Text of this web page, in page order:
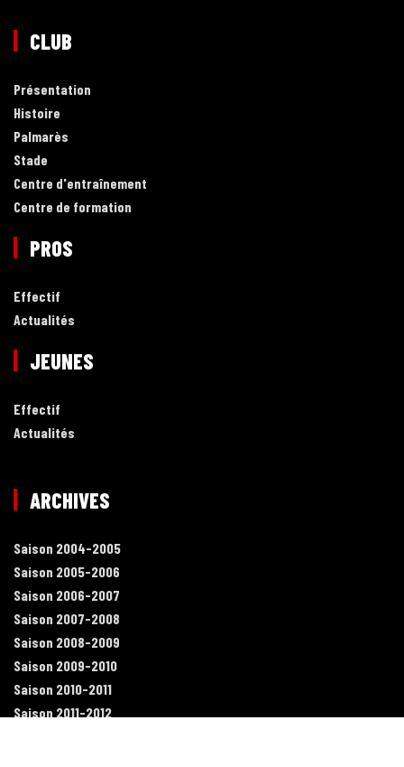
CLUB
Présentation
Histoire
Palmarès
Stade
Centre d'entraînement
Centre de formation
PROS
Effectif
Actualités
JEUNES
Effectif
Actualités
ARCHIVES
Saison 2004-2005
Saison 2005-2006
Saison 2006-2007
Saison 2007-2008
Saison 2008-2009
Saison 2009-2010
Saison 2010-2011
Saison 2011-2012